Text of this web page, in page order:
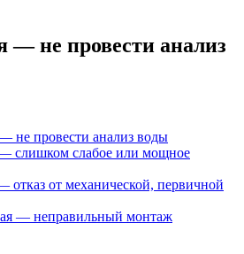
— не провести анализ
не провести анализ воды
слишком слабое или мощное
отказ от механической, первичной
— неправильный монтаж